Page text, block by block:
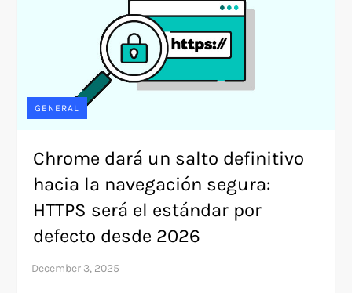
GENERAL
Chrome dará un salto definitivo
hacia la navegación segura:
HTTPS será el estándar por
defecto desde 2026